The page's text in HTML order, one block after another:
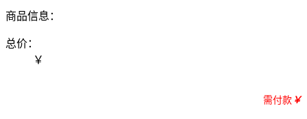
商品信息：
总价：
￥
需付款 ￥